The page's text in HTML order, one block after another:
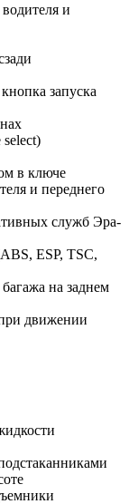
и
запуска
в ключе
и переднего
служб Эра-
ESP, TSC,
на заднем
движении